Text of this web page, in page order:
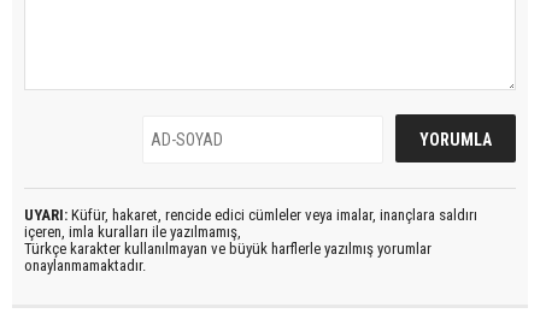
UYARI: Küfür, hakaret, rencide edici cümleler veya imalar, inançlara saldırı
içeren, imla kuralları ile yazılmamış,
Türkçe karakter kullanılmayan ve büyük harflerle yazılmış yorumlar
onaylanmamaktadır.